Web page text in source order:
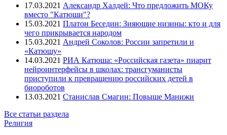
17.03.2021 Александр Халдей: Что предложить МОКу
вместо "Катюши"?
15.03.2021 Платон Беседин: Зияющие низины: кто и для
чего прикрывается народом
15.03.2021 Андрей Соколов: России запретили и
«Катюшу»
14.03.2021 РИА Катюша: «Российская газета» пиарит
нейроинтерфейсы в школах: трансгуманисты
приступили к превращению российских детей в
биороботов
13.03.2021 Станислав Смагин: Повыше Манижи
Все статьи раздела
Религия